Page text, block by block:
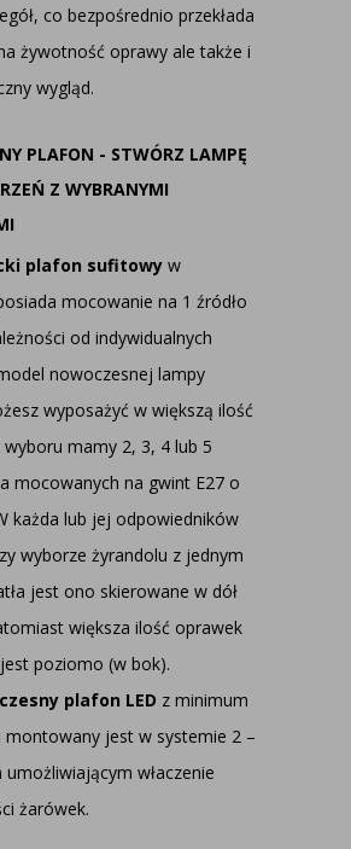
co bezpośrednio przekłada
żywotność oprawy ale także i
wygląd.
PLAFON - STWÓRZ LAMPĘ
Z WYBRANYMI
plafon sufitowy w
mocowanie na 1 źródło
od indywidualnych
nowoczesnej lampy
wyposażyć w większą ilość
mamy 2, 3, 4 lub 5
mocowanych na gwint E27 o
każda lub jej odpowiedników
wyborze żyrandolu z jednym
jest ono skierowane w dół
większa ilość oprawek
poziomo (w bok).
plafon LED z minimum
montowany jest w systemie 2 –
właczenie
żarówek.